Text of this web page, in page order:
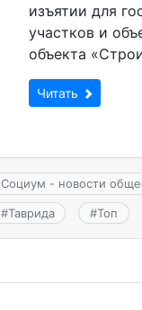
изъятии для
участков и
объекта
Читать
Социум - новости
#Таврида #Топ